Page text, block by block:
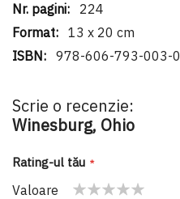
224
13 x 20 cm
978-606-793-003-0
Scrie o recenzie:
Winesburg, Ohio
Rating-ul tău
Valoare